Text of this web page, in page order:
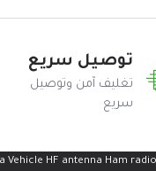
توصيل سريع
تغليف آمن وتوصيل
سريع
HF antenna Ham